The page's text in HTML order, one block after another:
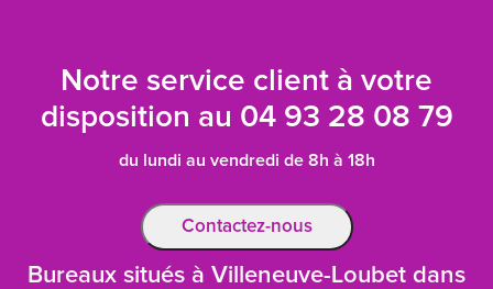
Notre service client à votre
disposition au 04 93 28 08 79
du lundi au vendredi de 8h à 18h
Contactez-nous
Bureaux situés à Villeneuve-Loubet dans